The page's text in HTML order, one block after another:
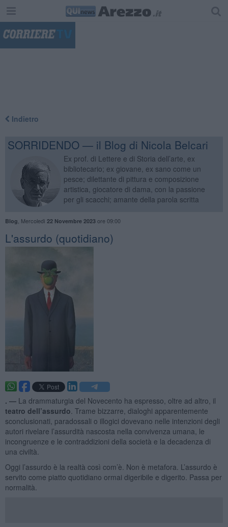
Indietro
SORRIDENDO — il Blog di Nicola Belcari
Ex prof. di Lettere e di Storia dell’arte, ex
bibliotecario; ex giovane, ex sano come un
pesce; dilettante di pittura e composizione
artistica, giocatore di dama, con la passione
per gli scacchi; amante della parola scritta
Blog Mercoledì 22 Novembre 2023ore 09:00
L'assurdo (quotidiano)
. — La drammaturgia del Novecento ha espresso, oltre ad altro, il
teatro dell’assurdo . Trame bizzarre, dialoghi apparentemente
sconclusionati, paradossali o illogici dovevano nelle intenzioni degli
autori rivelare l’assurdità nascosta nella convivenza umana, le
incongruenze e le contraddizioni della società e la decadenza di
una civiltà.
Oggi l’assurdo è la realtà così com’è. Non è metafora. L’assurdo è
servito come piatto quotidiano ormai digeribile e digerito. Passa per
normalità.